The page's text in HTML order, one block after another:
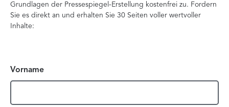
Grundlagen der Pressespiegel-Erstellung kostenfrei zu. Fordern
Sie es direkt an und erhalten Sie 30 Seiten voller wertvoller
Inhalte:
Vorname
Vorname